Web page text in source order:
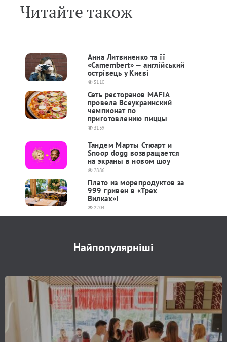
Читайте також
Анна Литвиненко та її
«Camembert» — англійський
острівець у Києві
5110
Сеть ресторанов MAFIA
провела Всеукраинский
чемпионат по
приготовлению пиццы
3139
Тандем Марты Стюарт и
Snoop dogg возвращается
на экраны в новом шоу
2886
Плато из морепродуктов за
999 гривен в «Трех
Вилках»!
2204
Найпопулярніші